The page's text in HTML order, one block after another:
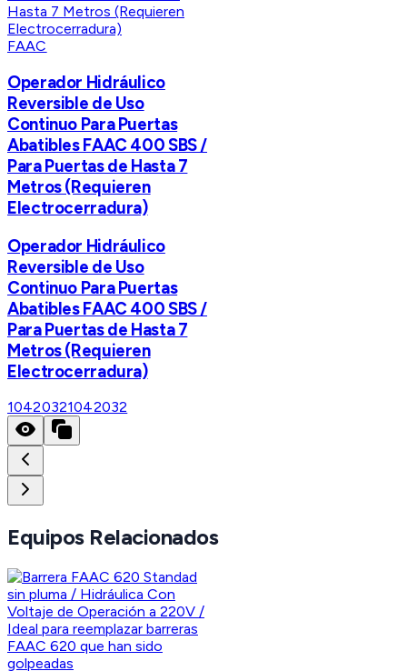
FAAC
Operador Hidráulico
Reversible de Uso
Continuo Para Puertas
Abatibles FAAC 400 SBS /
Para Puertas de Hasta 7
Metros (Requieren
Electrocerradura)
Operador Hidráulico
Reversible de Uso
Continuo Para Puertas
Abatibles FAAC 400 SBS /
Para Puertas de Hasta 7
Metros (Requieren
Electrocerradura)
10420321042032
Equipos Relacionados